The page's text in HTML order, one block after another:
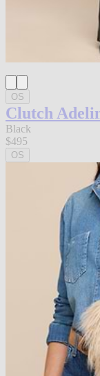
OS
Clutch
Black
$495
OS